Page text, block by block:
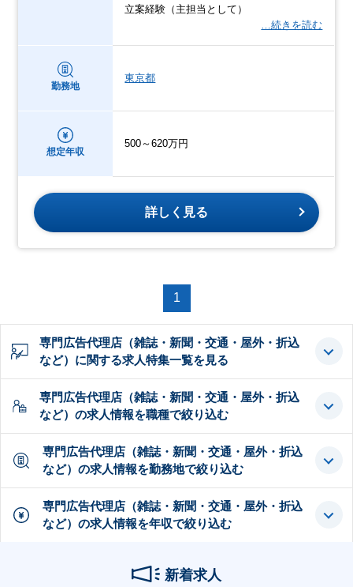
立案経験（主担当として）
…続きを読む
勤務地
東京都
想定年収
500～620万円
詳しく見る
1
専門広告代理店（雑誌・新聞・交通・屋外・折込
など）に関する求人特集一覧を見る
専門広告代理店（雑誌・新聞・交通・屋外・折込
など）の求人情報を職種で絞り込む
専門広告代理店（雑誌・新聞・交通・屋外・折込
など）の求人情報を勤務地で絞り込む
専門広告代理店（雑誌・新聞・交通・屋外・折込
など）の求人情報を年収で絞り込む
新着求人